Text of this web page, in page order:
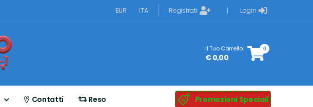
EUR ITA Registrati | Login
Il Tuo Carrello:
€ 0,00
0
Contatti Reso Promozioni Speciali